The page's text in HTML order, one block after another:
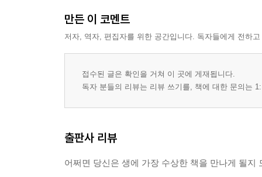
만든 이 코멘트
저자, 역자, 편집자를 위한 공간입니다. 독자들에게 전하
접수된 글은 확인을 거쳐 이 곳에 게재됩니다.
독자 분들의 리뷰는 리뷰 쓰기를, 책에 대한 문의는
출판사 리뷰
어쩌면 당신은 생에 가장 수상한 책을 만나게 될지